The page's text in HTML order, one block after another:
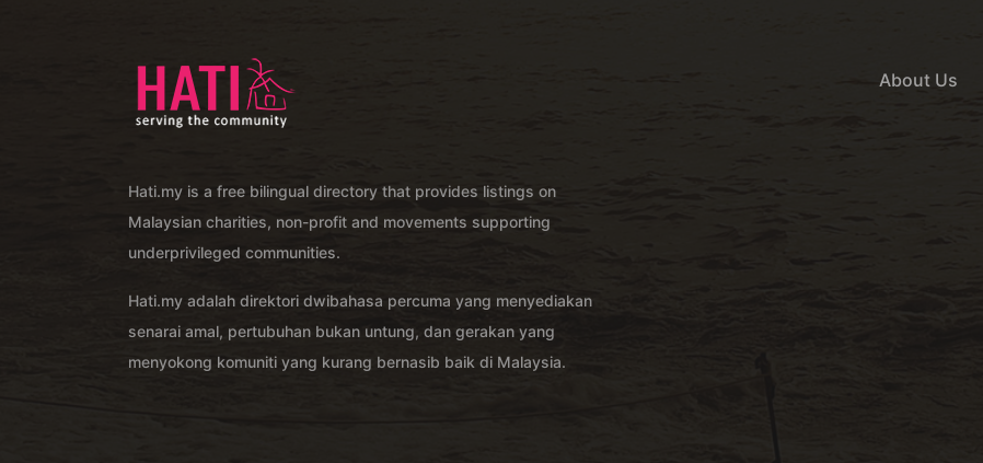
Hati.my is a free bilingual directory that provides listings on
Malaysian charities, non-profit and movements supporting
underprivileged communities.
Hati.my adalah direktori dwibahasa percuma yang menyediakan
senarai amal, pertubuhan bukan untung, dan gerakan yang
menyokong komuniti yang kurang bernasib baik di Malaysia.
About Us